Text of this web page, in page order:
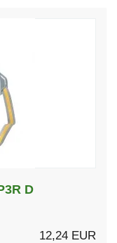
D
12,24 EUR